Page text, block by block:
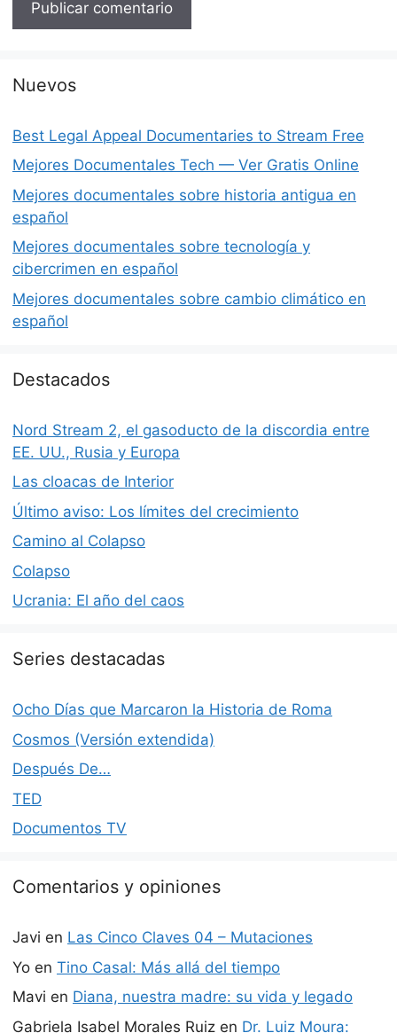
Nuevos
Best Legal Appeal Documentaries to Stream Free
Mejores Documentales Tech — Ver Gratis Online
Mejores documentales sobre historia antigua en
español
Mejores documentales sobre tecnología y
cibercrimen en español
Mejores documentales sobre cambio climático en
español
Destacados
Nord Stream 2, el gasoducto de la discordia entre
EE. UU., Rusia y Europa
Las cloacas de Interior
Último aviso: Los límites del crecimiento
Camino al Colapso
Colapso
Ucrania: El año del caos
Series destacadas
Ocho Días que Marcaron la Historia de Roma
Cosmos (Versión extendida)
Después De…
TED
Documentos TV
Comentarios y opiniones
Javi en Las Cinco Claves 04 – Mutaciones
Yo en Tino Casal: Más allá del tiempo
Mavi en Diana, nuestra madre: su vida y legado
Gabriela Isabel Morales Ruiz en Dr. Luiz Moura: